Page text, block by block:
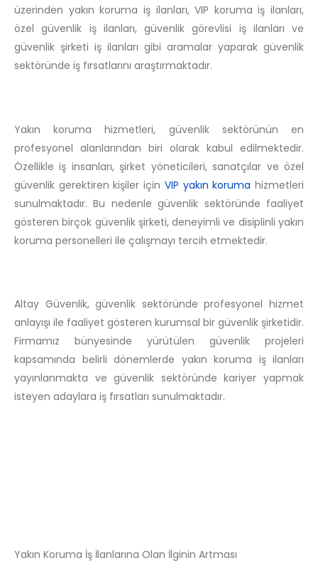
üzerinden yakın koruma iş ilanları, VIP koruma iş ilanları,
özel güvenlik iş ilanları, güvenlik görevlisi iş ilanları ve
güvenlik şirketi iş ilanları gibi aramalar yaparak güvenlik
sektöründe iş fırsatlarını araştırmaktadır.
Yakın koruma hizmetleri, güvenlik sektörünün en
profesyonel alanlarından biri olarak kabul edilmektedir.
Özellikle iş insanları, şirket yöneticileri, sanatçılar ve özel
güvenlik gerektiren kişiler için VIP yakın koruma hizmetleri
sunulmaktadır. Bu nedenle güvenlik sektöründe faaliyet
gösteren birçok güvenlik şirketi, deneyimli ve disiplinli yakın
koruma personelleri ile çalışmayı tercih etmektedir.
Altay Güvenlik, güvenlik sektöründe profesyonel hizmet
anlayışı ile faaliyet gösteren kurumsal bir güvenlik şirketidir.
Firmamız bünyesinde yürütülen güvenlik projeleri
kapsamında belirli dönemlerde yakın koruma iş ilanları
yayınlanmakta ve güvenlik sektöründe kariyer yapmak
isteyen adaylara iş fırsatları sunulmaktadır.
Yakın Koruma İş İlanlarına Olan İlginin Artması